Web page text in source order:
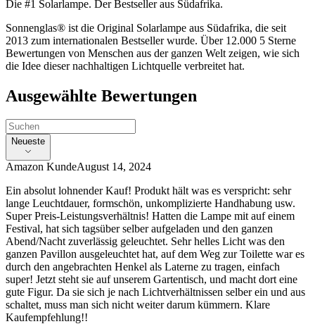
Die #1 Solarlampe. Der Bestseller aus Südafrika.
Sonnenglas® ist die Original Solarlampe aus Südafrika, die seit
2013 zum internationalen Bestseller wurde. Über 12.000 5 Sterne
Bewertungen von Menschen aus der ganzen Welt zeigen, wie sich
die Idee dieser nachhaltigen Lichtquelle verbreitet hat.
Ausgewählte Bewertungen
Neueste
Amazon KundeAugust 14, 2024
Ein absolut lohnender Kauf! Produkt hält was es verspricht: sehr
lange Leuchtdauer, formschön, unkomplizierte Handhabung usw.
Super Preis-Leistungsverhältnis! Hatten die Lampe mit auf einem
Festival, hat sich tagsüber selber aufgeladen und den ganzen
Abend/Nacht zuverlässig geleuchtet. Sehr helles Licht was den
ganzen Pavillon ausgeleuchtet hat, auf dem Weg zur Toilette war es
durch den angebrachten Henkel als Laterne zu tragen, einfach
super! Jetzt steht sie auf unserem Gartentisch, und macht dort eine
gute Figur. Da sie sich je nach Lichtverhältnissen selber ein und aus
schaltet, muss man sich nicht weiter darum kümmern. Klare
Kaufempfehlung!!